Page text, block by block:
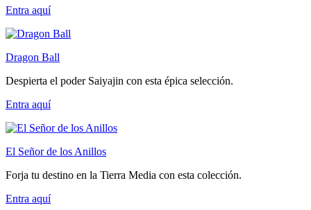
Entra aquí
Dragon Ball
Despierta el poder Saiyajin con esta épica selección.
Entra aquí
El Señor de los Anillos
Forja tu destino en la Tierra Media con esta colección.
Entra aquí